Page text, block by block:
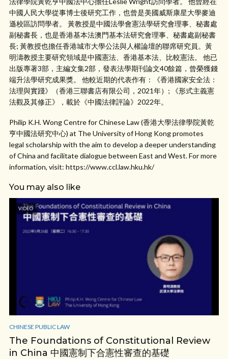
中國人民大學從事博士後研究工作，也曾是美國威斯康星大學麥迪
遜校區訪問學者。 黃教授是中國法學會憲法學研究會理事、秘書處
副秘書長，也是香港基本法澳門基本法研究會理事、秘書處副秘書
長; 黃教授也擔任香港城市大學公法與人權論壇的聯席研究員。黃
明濤教授主要研究領域是中國憲法、香港基本法、比較憲法。 他已
出版專著3部，主編文集2部，發表法學期刊論文40餘篇，曾榮獲錢
端升法學研究成果獎。 他較近期的代表作有：《香港國家安全法：
法理與實踐》（香港三聯書店有限公司，2021年）; 《形式主義憲
法觀及其修正》，載於《中國法律評論》2022年。
Philip K.H. Wong Centre for Chinese Law (香港大學法律學院黃乾
亨中國法研究中心) at The University of Hong Kong promotes
legal scholarship with the aim to develop a deeper understanding
of China and facilitate dialogue between East and West. For more
information, visit: https://www.ccl.law.hku.hk/
You may also like
VIDEO
CHINESE PUBLIC LAW
The Foundations of Constitutional Review
in China 中國憲制下合憲性審查的基礎